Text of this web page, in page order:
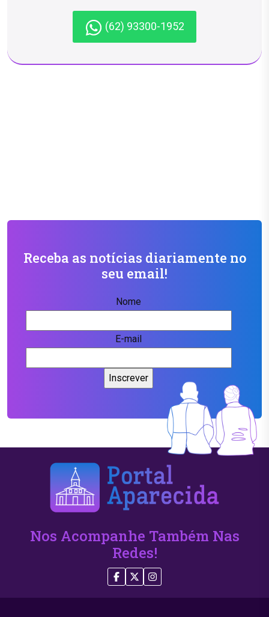
(62) 93300-1952
Receba as notícias diariamente no
seu email!
Nome
E-mail
Nos Acompanhe Também Nas
Redes!